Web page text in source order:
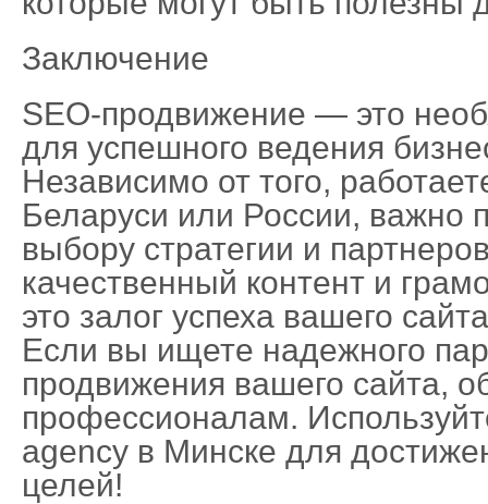
Заключение
SEO-продвижение — это
для успешного ведения
Независимо от того,
Беларуси или России, важно
выбору стратегии и
качественный контент и
это залог успеха вашего
Если вы ищете надежного
продвижения вашего сайта,
профессионалам.
agency в Минске для
целей!